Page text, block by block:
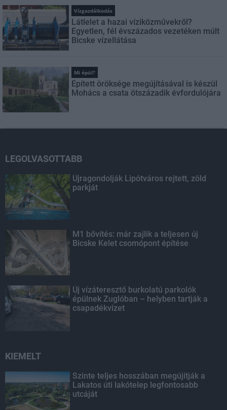
Vízgazdálkodás
Látlelet a hazai víziközművekről?
Egyetlen, fél évszázados vezetéken múlt
Bicske vízellátása
Mi épül?
Épített öröksége megújításával is készül
Mohács a csata ötszázadik évfordulójára
LEGOLVASOTTABB
Újragondolják Lipótváros rejtett, zöld
parkját
M1 bővítés: már zajlik a teljesen új
Bicske Kelet csomópont építése
Új vízáteresztő burkolatú parkolók
épülnek Zuglóban – helyben tartják a
csapadékvizet
KIEMELT
Szinte teljes hosszában megújítják a
Lakatos úti lakótelep legfontosabb
utcáját